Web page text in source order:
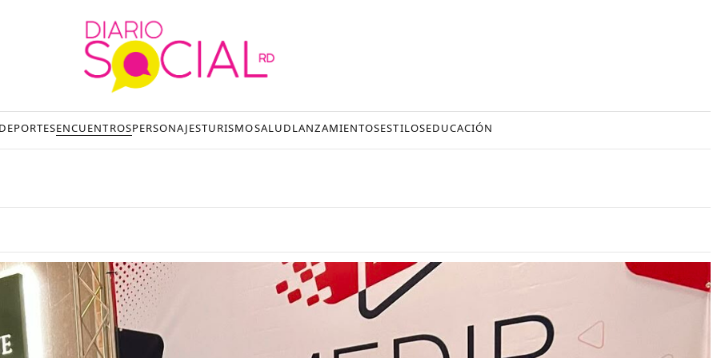
ENCUENTROSPERSONAJESTURISMOSALUDLANZAMIENTOSESTILOSEDUCACIÓN